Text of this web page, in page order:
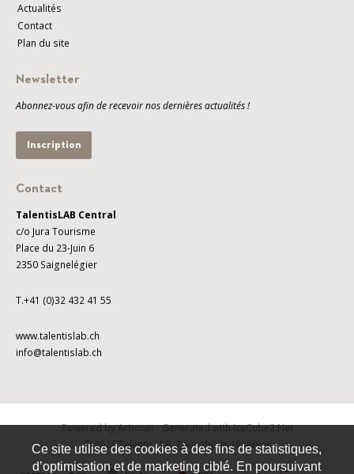
Actualités
Contact
Plan du site
Newsletter
Abonnez-vous afin de recevoir nos dernières actualités !
Inscription
Contact
TalentisLAB Central
c/o Jura Tourisme
Place du 23-Juin 6
2350 Saignelégier
T.+41 (0)32 432 41 55
www.talentislab.ch
info@talentislab.ch
Powered by Artionet-Generated with IceCube2.Net
© 2026 TalentisLAB. Tous droits réservés
Ce site utilise des cookies à des fins de statistiques,
d’optimisation et de marketing ciblé. En poursuivant